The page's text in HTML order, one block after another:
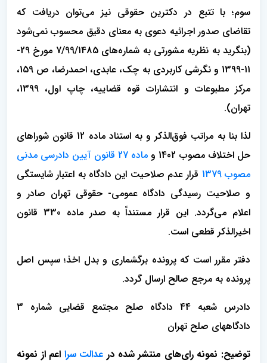
سوم؛ با تتبع در دکترین حقوقی نیز می‌توان دریافت که
تقاضای صدور اجرائیه دعوی به معنای دقیق محسوب نمی‌شود
(بنگرید به نظریه مشورتی به شماره‌های 7/99/1485 مورخ 29-
11-1399 و نگرشی کاربردی به چک، عابدی، احمدرضا، ص 159،
مرکز مطبوعات و انتشارات قوه قضاییه، چاپ اول، 1399،
تهران).
لذا بنا به مراتب فوق‌الذکر و به استناد ماده 12 قانون شوراهای
حل اختلاف مصوب 1402 و
ماده 27 قانون آیین دادرسی مدنی
مصوب 1379
قرار عدم صلاحیت این دادگاه به اعتبار شایستگی
و صلاحیت رسیدگی دادگاه عمومی- حقوقی تهران صادر و
اعلام می‌گردد. این قرار مستنداً به صدر ماده 330 قانون
اخیرالذکر قطعی است.
دفتر مقرر است که پرونده برگشماری و بدل اخذ؛ سپس اصل
پرونده به مرجع صالح ارسال گردد.
دادرس شعبه 44 دادگاه صلح مجتمع قضایی شماره 3
دادگاههای صلح تهران
توضیح: نمونه رای‌های منتشر شده در عدالت سرا اعم از نمونه